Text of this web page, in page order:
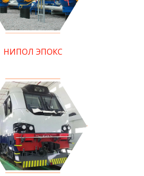
НИПОЛ ЭПОКС